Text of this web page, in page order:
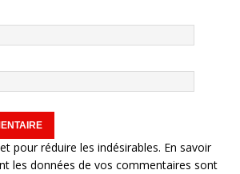
pour réduire les indésirables. En savoir
les données de vos commentaires sont